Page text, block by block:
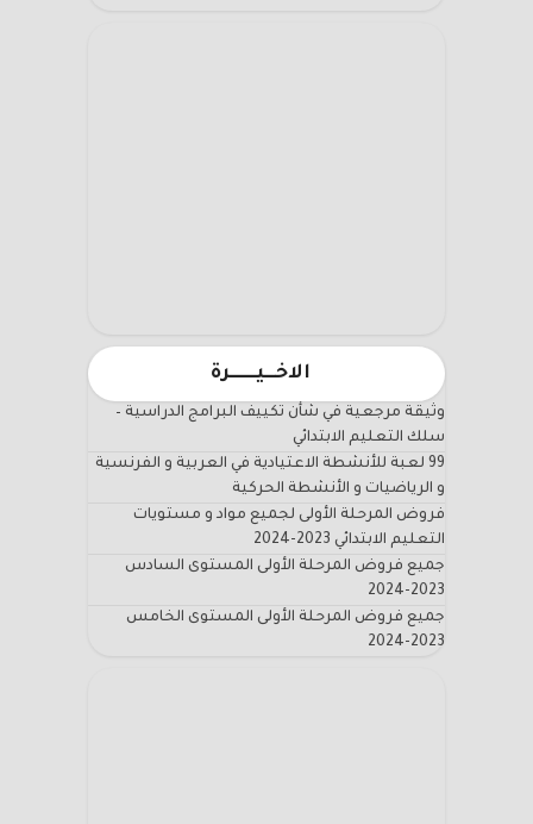
الاخـــيـــــــرة
وثيقة مرجعية في شأن تكييف البرامج الدراسية –
سلك التعليم الابتدائي
99 لعبة للأنشطة الاعتيادية في العربية و الفرنسية
و الرياضيات و الأنشطة الحركية
فروض المرحلة الأولى لجميع مواد و مستويات
التعليم الابتدائي 2023-2024
جميع فروض المرحلة الأولى المستوى السادس
2023-2024
جميع فروض المرحلة الأولى المستوى الخامس
2023-2024